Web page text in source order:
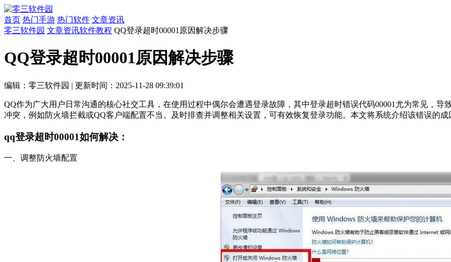
首页 热门手游 热门软件 文章资讯
零三软件园 文章资讯软件教程 QQ登录超时00001原因解决步骤
QQ登录超时00001原因解决步骤
编辑：零三软件园 | 更新时间：2025-11-28 09:39:01
QQ作为广大用户日常沟通的核心社交工具，在使用过程中偶尔会遭遇登录故障，其中登录超时错误代码00001尤为常见，
冲突，例如防火墙拦截或QQ客户端配置不当。及时排查并调整相关设置，可有效恢复登录功能。本文将系统介绍该错误的
qq登录超时00001如何解决：
一、调整防火墙配置